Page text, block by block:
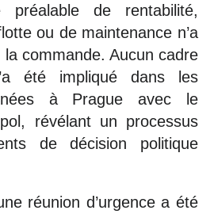
préalable de rentabilité,
ou de maintenance n’a
commande. Aucun cadre
été impliqué dans les
à Prague avec le
révélant un processus
de décision politique
réunion d’urgence a été